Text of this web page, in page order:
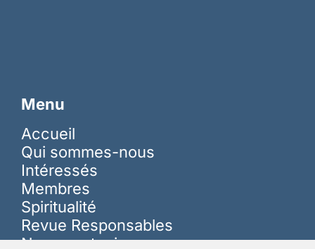
Menu
Accueil
Qui sommes-nous
Intéressés
Membres
Spiritualité
Revue Responsables
Nous soutenir